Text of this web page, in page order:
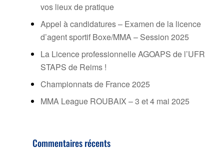
vos lieux de pratique
Appel à candidatures – Examen de la licence
d’agent sportif Boxe/MMA – Session 2025
La Licence professionnelle AGOAPS de l’UFR
STAPS de Reims !
Championnats de France 2025
MMA League ROUBAIX – 3 et 4 mai 2025
Commentaires récents